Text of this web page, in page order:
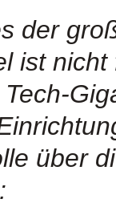
der
ist
Tech-
über